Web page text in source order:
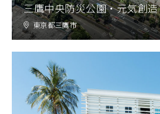
三鷹中央防災公園・元気創
東京都三鷹市